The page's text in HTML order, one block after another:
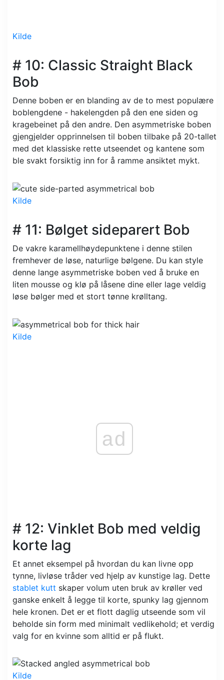
Kilde
# 10: Classic Straight Black
Bob
Denne boben er en blanding av de to mest populære
boblengdene - hakelengden på den ene siden og
kragebeinet på den andre. Den asymmetriske boben
gjengjelder opprinnelsen til boben tilbake på 20-tallet
med det klassiske rette utseendet og kantene som
ble svakt forsiktig inn for å ramme ansiktet mykt.
Kilde
# 11: Bølget sideparert Bob
De vakre karamellhøydepunktene i denne stilen
fremhever de løse, naturlige bølgene. Du kan style
denne lange asymmetriske boben ved å bruke en
liten mousse og klø på låsene dine eller lage veldig
løse bølger med et stort tønne krølltang.
Kilde
ad
# 12: Vinklet Bob med veldig
korte lag
Et annet eksempel på hvordan du kan livne opp
tynne, livløse tråder ved hjelp av kunstige lag. Dette
stablet kutt skaper volum uten bruk av krøller ved
ganske enkelt å legge til korte, spunky lag gjennom
hele kronen. Det er et flott daglig utseende som vil
beholde sin form med minimalt vedlikehold; et verdig
valg for en kvinne som alltid er på flukt.
Kilde